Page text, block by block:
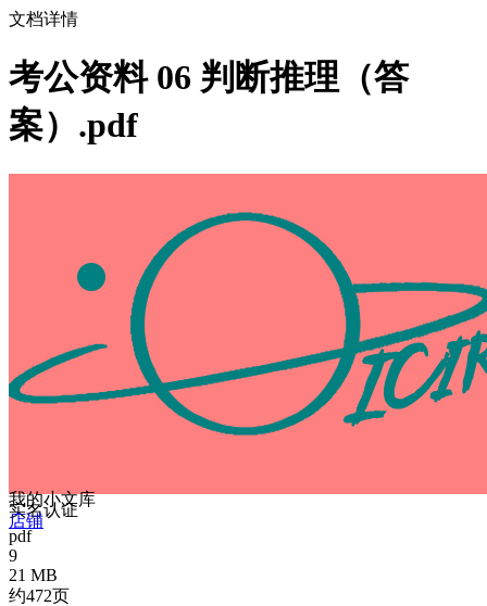
文档详情
考公资料 06 判断推理（答
案）.pdf
我的小文库
实名认证
店铺
pdf
9
21 MB
约472页